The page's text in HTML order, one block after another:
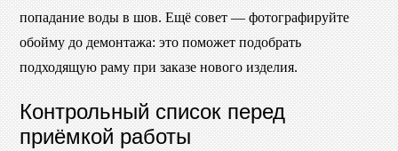
попадание воды в шов. Ещё совет — фотографируйте
обойму до демонтажа: это поможет подобрать
подходящую раму при заказе нового изделия.
Контрольный список перед
приёмкой работы